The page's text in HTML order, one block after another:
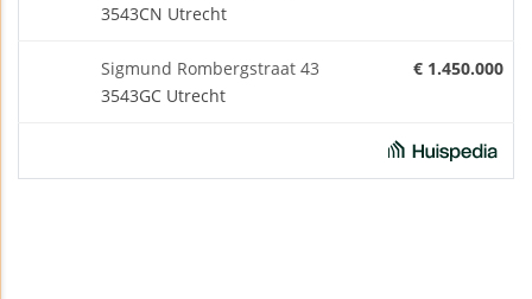
3543CN Utrecht
Sigmund Rombergstraat 43
3543GC Utrecht
€ 1.450.000